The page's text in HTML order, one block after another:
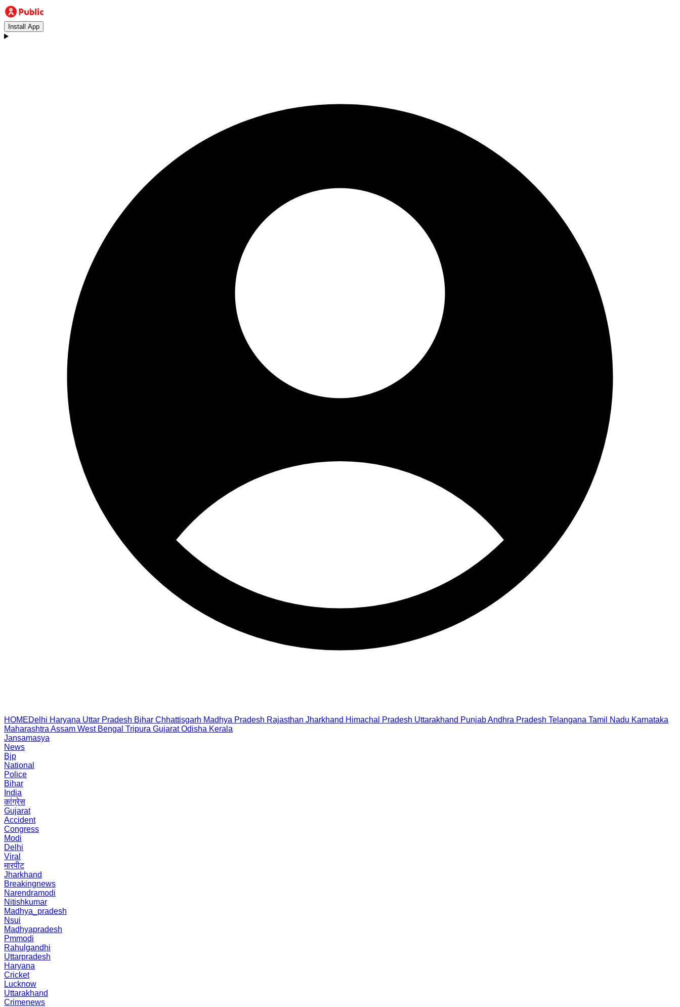
Install App
HOMEDelhi Haryana Uttar Pradesh Bihar Chhattisgarh Madhya Pradesh Rajasthan Jharkhand Himachal Pradesh Uttarakhand PunjabAndhra Pradesh Telangana Tamil Nadu Karnataka
Maharashtra Assam West Bengal Tripura Gujarat Odisha Kerala
Jansamasya
News
Bjp
National
Police
Bihar
India
कांग्रेस
Gujarat
Accident
Congress
Modi
Delhi
Viral
मारपीट
Jharkhand
Breakingnews
Narendramodi
Nitishkumar
Madhya_pradesh
Nsui
Madhyapradesh
Pmmodi
Rahulgandhi
Uttarpradesh
Haryana
Cricket
Lucknow
Uttarakhand
Crimenews